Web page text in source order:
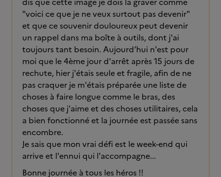
"voici ce que je ne veux surtout pas devenir"
et que ce souvenir douloureux peut devenir
un rappel dans ma boîte à outils, dont j'ai
toujours tant besoin. Aujourd’hui n'est pour
moi que le 4ème jour d'arrêt après 15 jours de
rechute, hier j'étais seule et fragile, afin de ne
pas craquer je m'étais préparée une liste de
choses à faire longue comme le bras, des
choses que j'aime et des choses utilitaires, cela
a bien fonctionné et la journée est passée sans
encombre.
Je sais que mon vrai défi est le week-end qui
arrive et l'ennui qui l'accompagne...
Bonne journée à tous les héros !!